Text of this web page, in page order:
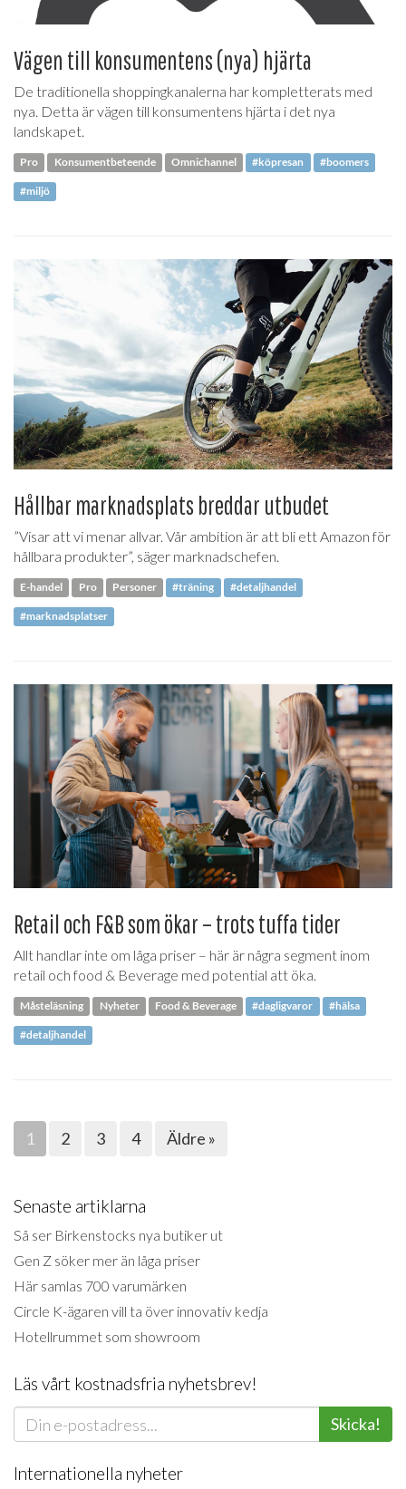
Vägen till konsumentens (nya) hjärta
De traditionella shoppingkanalerna har kompletterats med
nya. Detta är vägen till konsumentens hjärta i det nya
landskapet.
Pro Konsumentbeteende Omnichannel #köpresan #boomers
#miljö
Hållbar marknadsplats breddar utbudet
”Visar att vi menar allvar. Vår ambition är att bli ett Amazon för
hållbara produkter”, säger marknadschefen.
E-handel Pro Personer #träning #detaljhandel
#marknadsplatser
Retail och F&B som ökar – trots tuffa tider
Allt handlar inte om låga priser – här är några segment inom
retail och food & Beverage med potential att öka.
Måsteläsning Nyheter Food & Beverage #dagligvaror #hälsa
#detaljhandel
1 2 3 4 Äldre »
Senaste artiklarna
Så ser Birkenstocks nya butiker ut
Gen Z söker mer än låga priser
Här samlas 700 varumärken
Circle K-ägaren vill ta över innovativ kedja
Hotellrummet som showroom
Läs vårt kostnadsfria nyhetsbrev!
Skicka!
Internationella nyheter